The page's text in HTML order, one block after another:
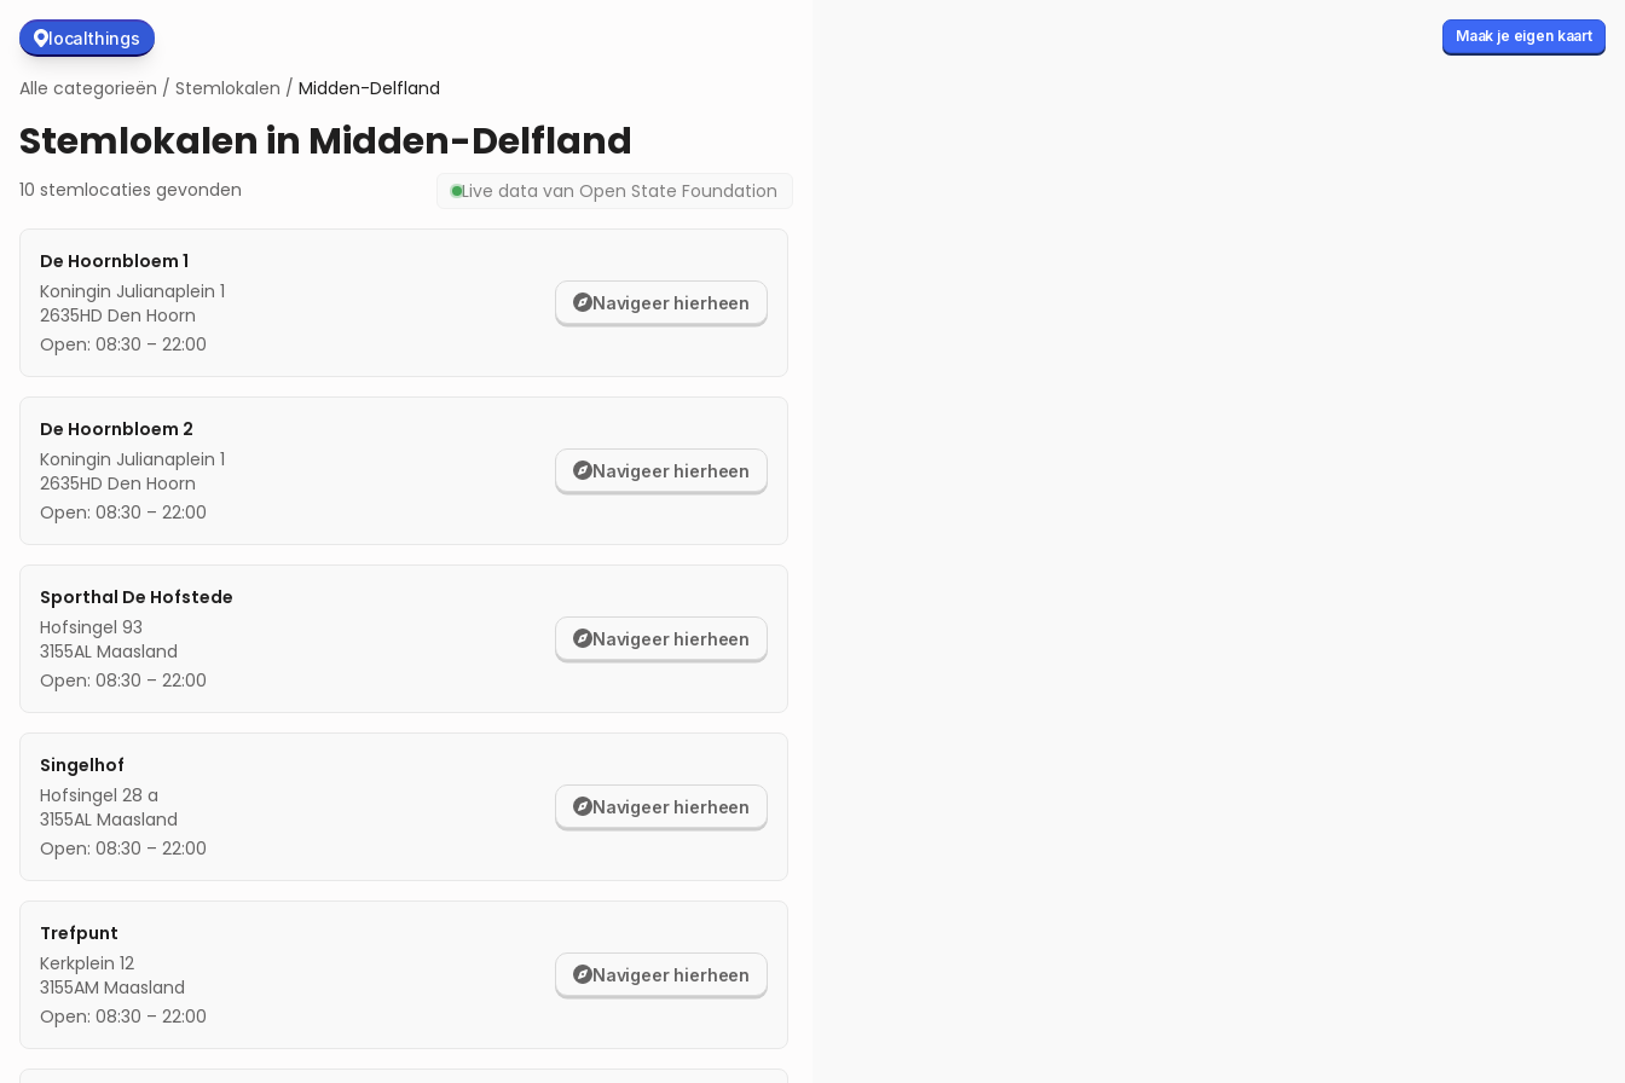
localthings
Alle categorieën / Stemlokalen / Midden-Delfland
Stemlokalen in Midden-Delfland
10 stemlocaties gevonden Live data van Open State Foundation
De Hoornbloem 1
Koningin Julianaplein 1
2635HD Den Hoorn
Open: 08:30 – 22:00
Navigeer hierheen
De Hoornbloem 2
Koningin Julianaplein 1
2635HD Den Hoorn
Open: 08:30 – 22:00
Navigeer hierheen
Sporthal De Hofstede
Hofsingel 93
3155AL Maasland
Open: 08:30 – 22:00
Navigeer hierheen
Singelhof
Hofsingel 28 a
3155AL Maasland
Open: 08:30 – 22:00
Navigeer hierheen
Trefpunt
Kerkplein 12
3155AM Maasland
Open: 08:30 – 22:00
Navigeer hierheen
Maak je eigen kaart